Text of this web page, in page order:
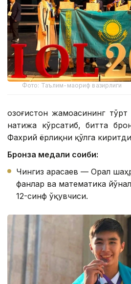
Фото: Таълим-маориф вазирлиги
Қозоғистон жамоасининг
натижа кўрсатиб, битта
Фахрий ёрлиқни қўлга
Бронза медали соҳиби:
Чингиз Қарасаев — Орал
фанлар ва математика
12-синф ўқувчиси.